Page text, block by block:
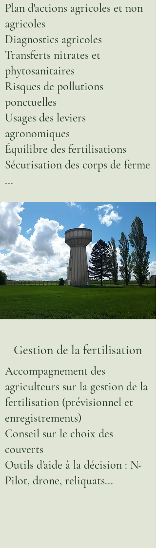
Plan d'actions agricoles et non
agricoles
Diagnostics agricoles
Transferts nitrates et
phytosanitaires
Risques de pollutions
ponctuelles
Usages des leviers
agronomiques
Équilibre des fertilisations
Sécurisation des corps de ferme
...
Gestion de la fertilisation
Accompagnement des
agriculteurs sur la gestion de la
fertilisation (prévisionnel et
enregistrements)
Conseil sur le choix des
couverts
Outils d'aide à la décision : N-
Pilot, drone, reliquats...